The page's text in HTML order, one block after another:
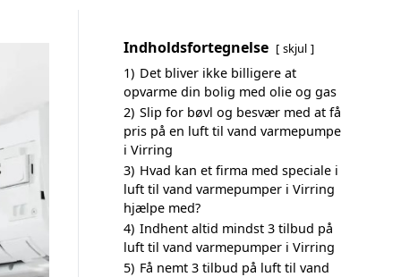
Indholdsfortegnelse skjul
1) Det bliver ikke billigere at
opvarme din bolig med olie og gas
2) Slip for bøvl og besvær med at få
pris på en luft til vand varmepumpe
i Virring
3) Hvad kan et firma med speciale i
luft til vand varmepumper i Virring
hjælpe med?
4) Indhent altid mindst 3 tilbud på
luft til vand varmepumper i Virring
5) Få nemt 3 tilbud på luft til vand